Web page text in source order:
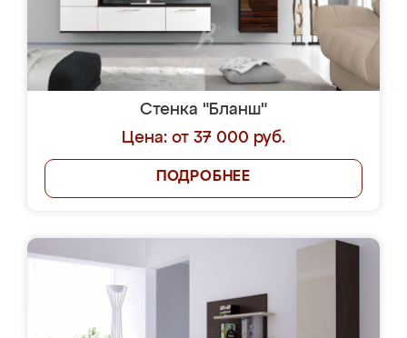
Стенка "Бланш"
Цена: от 37 000 руб.
ПОДРОБНЕЕ